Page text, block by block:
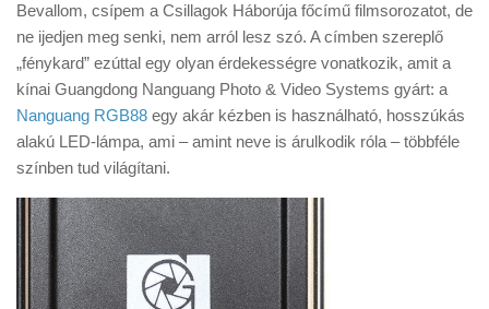
Firmware
Tudástár
Érdekességek
E-BB
Bevallom, csípem a Csillagok Háborúja főcímű filmsorozatot, de
ne ijedjen meg senki, nem arról lesz szó. A címben szereplő
„fénykard” ezúttal egy olyan érdekességre vonatkozik, amit a
kínai Guangdong Nanguang Photo & Video Systems gyárt: a
Nanguang RGB88 egy akár kézben is használható, hosszúkás
alakú LED-lámpa, ami – amint neve is árulkodik róla – többféle
színben tud világítani.